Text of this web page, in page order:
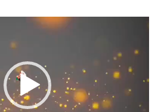
Lecteur